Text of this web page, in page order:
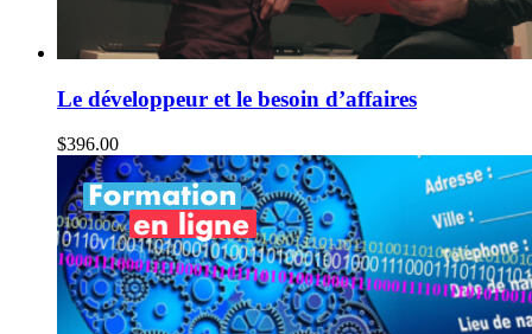
Le développeur et le besoin d’affaires
$396.00